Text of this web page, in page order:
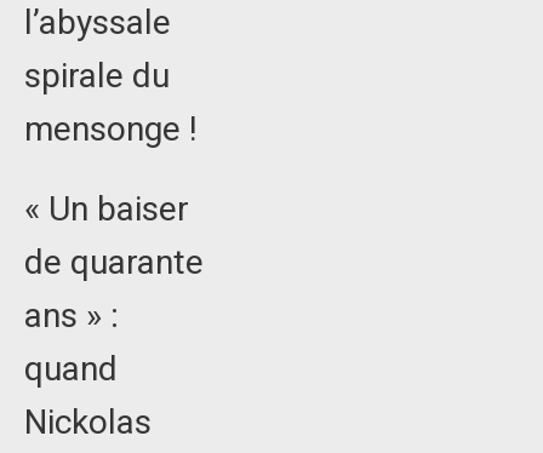
l’abyssale
spirale du
mensonge !
« Un baiser
de quarante
ans » :
quand
Nickolas